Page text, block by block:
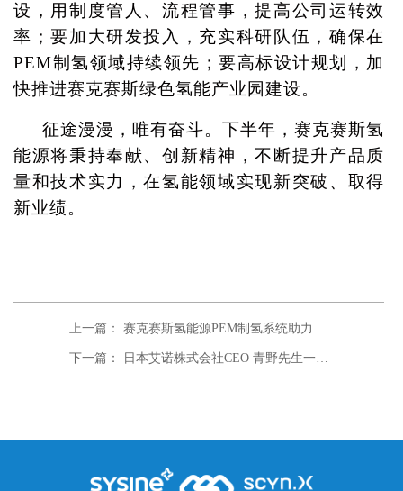
设，用制度管人、流程管事，提高公司运转效
率；要加大研发投入，充实科研队伍，确保在
PEM制氢领域持续领先；要高标设计规划，加
快推进赛克赛斯绿色氢能产业园建设。
征途漫漫，唯有奋斗。下半年，赛克赛斯氢
能源将秉持奉献、创新精神，不断提升产品质
量和技术实力，在氢能领域实现新突破、取得
新业绩。
上一篇： 赛克赛斯氢能源PEM制氢系统助力煤电一体化发展，实现新建特高压百万（千瓦级）外送机组完美运行
下一篇： 日本艾诺株式会社CEO 青野先生一行三人到公司考察